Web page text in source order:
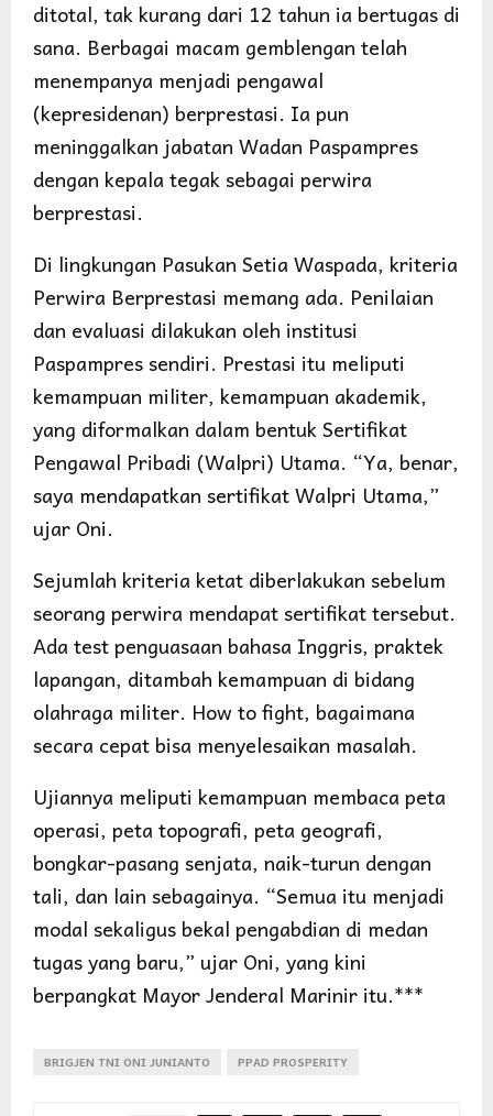
ditotal, tak kurang dari 12 tahun ia bertugas di
sana. Berbagai macam gemblengan telah
menempanya menjadi pengawal
(kepresidenan) berprestasi. Ia pun
meninggalkan jabatan Wadan Paspampres
dengan kepala tegak sebagai perwira
berprestasi.
Di lingkungan Pasukan Setia Waspada, kriteria
Perwira Berprestasi memang ada. Penilaian
dan evaluasi dilakukan oleh institusi
Paspampres sendiri. Prestasi itu meliputi
kemampuan militer, kemampuan akademik,
yang diformalkan dalam bentuk Sertifikat
Pengawal Pribadi (Walpri) Utama. “Ya, benar,
saya mendapatkan sertifikat Walpri Utama,”
ujar Oni.
Sejumlah kriteria ketat diberlakukan sebelum
seorang perwira mendapat sertifikat tersebut.
Ada test penguasaan bahasa Inggris, praktek
lapangan, ditambah kemampuan di bidang
olahraga militer. How to fight, bagaimana
secara cepat bisa menyelesaikan masalah.
Ujiannya meliputi kemampuan membaca peta
operasi, peta topografi, peta geografi,
bongkar-pasang senjata, naik-turun dengan
tali, dan lain sebagainya. “Semua itu menjadi
modal sekaligus bekal pengabdian di medan
tugas yang baru,” ujar Oni, yang kini
berpangkat Mayor Jenderal Marinir itu.***
BRIGJEN TNI ONI JUNIANTO PPAD PROSPERITY